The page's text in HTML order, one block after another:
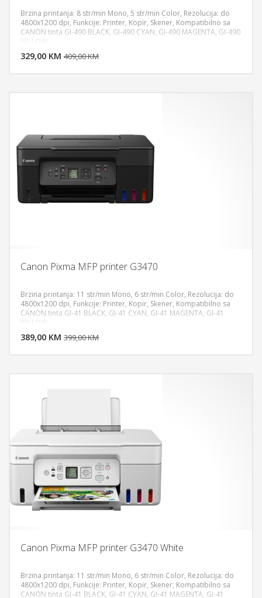
Brzina printanja: 8 str/min Mono, 5 str/min Color, Rezolucija: do
4800x1200 dpi, Funkcije: Printer, Kopir, Skener, Kompatibilno sa
CANON tinta GI-490 BLACK, GI-490 CYAN, GI-490 MAGENTA, GI-490
YELLOW
329,00 KM 409,00 KM
Canon Pixma MFP printer G3470
Brzina printanja: 11 str/min Mono, 6 str/min Color, Rezolucija: do
4800x1200 dpi, Funkcije: Printer, Kopir, Skener, Kompatibilno sa
CANON tinta GI-41 BLACK, GI-41 CYAN, GI-41 MAGENTA, GI-41
YELLOW
389,00 KM 399,00 KM
Canon Pixma MFP printer G3470 White
Brzina printanja: 11 str/min Mono, 6 str/min Color, Rezolucija: do
4800x1200 dpi, Funkcije: Printer, Kopir, Skener, Kompatibilno sa
CANON tinta GI-41 BLACK, GI-41 CYAN, GI-41 MAGENTA, GI-41